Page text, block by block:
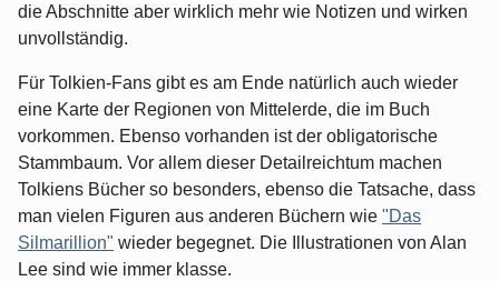
die Abschnitte aber wirklich mehr wie Notizen und wirken
unvollständig.
Für Tolkien-Fans gibt es am Ende natürlich auch wieder
eine Karte der Regionen von Mittelerde, die im Buch
vorkommen. Ebenso vorhanden ist der obligatorische
Stammbaum. Vor allem dieser Detailreichtum machen
Tolkiens Bücher so besonders, ebenso die Tatsache, dass
man vielen Figuren aus anderen Büchern wie "Das
Silmarillion" wieder begegnet. Die Illustrationen von Alan
Lee sind wie immer klasse.